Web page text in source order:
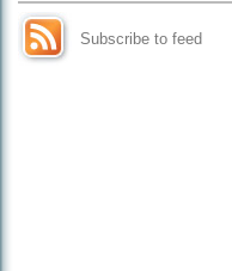
Subscribe to feed